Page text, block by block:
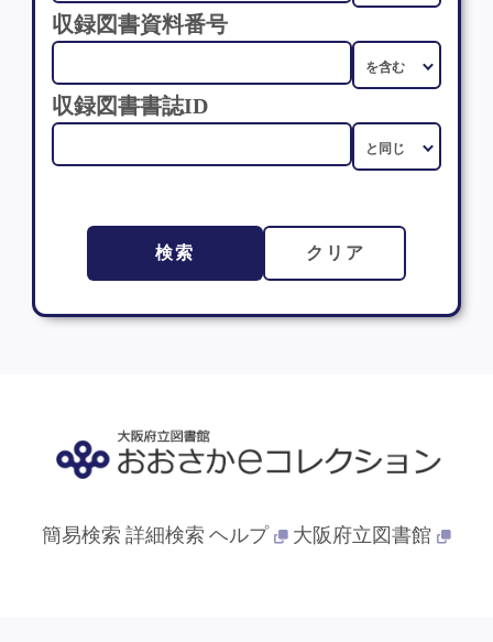
収録図書資料番号
収録図書書誌ID
検索 クリア
簡易検索 詳細検索 ヘルプ 大阪府立図書館